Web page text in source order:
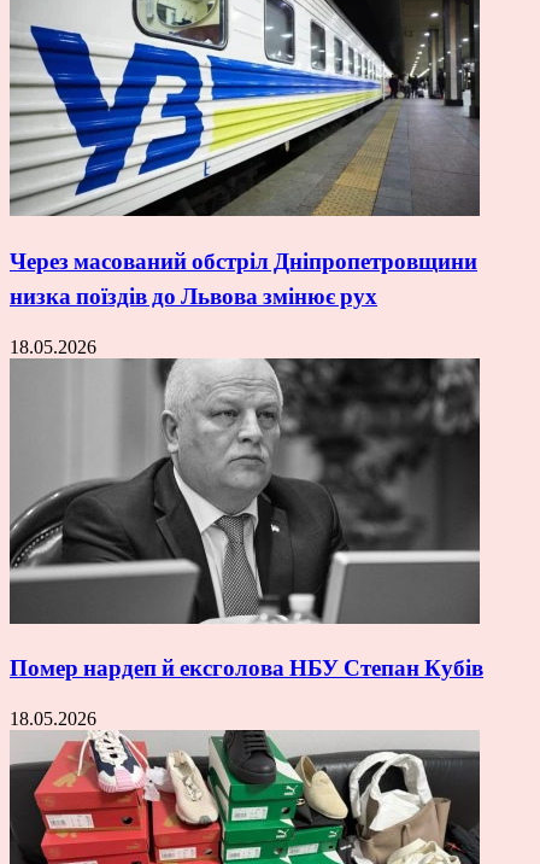
Через масований обстріл Дніпропетровщини
низка поїздів до Львова змінює рух
18.05.2026
Помер нардеп й ексголова НБУ Степан Кубів
18.05.2026